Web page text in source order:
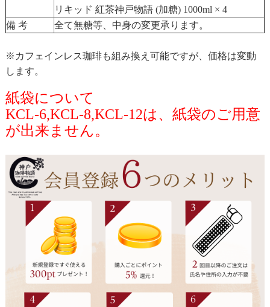
リキッド 紅茶神戸物語 (加糖) 1000ml × 4
備 考
全て無糖等、中身の変更承ります。
※カフェインレス珈琲も組み換え可能ですが、価格は変動
します。
紙袋について
KCL-6,KCL-8,KCL-12は、紙袋のご用意
が出来ません。